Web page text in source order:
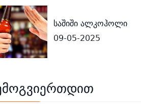
საშიში ალკოჰოლი
09-05-2025